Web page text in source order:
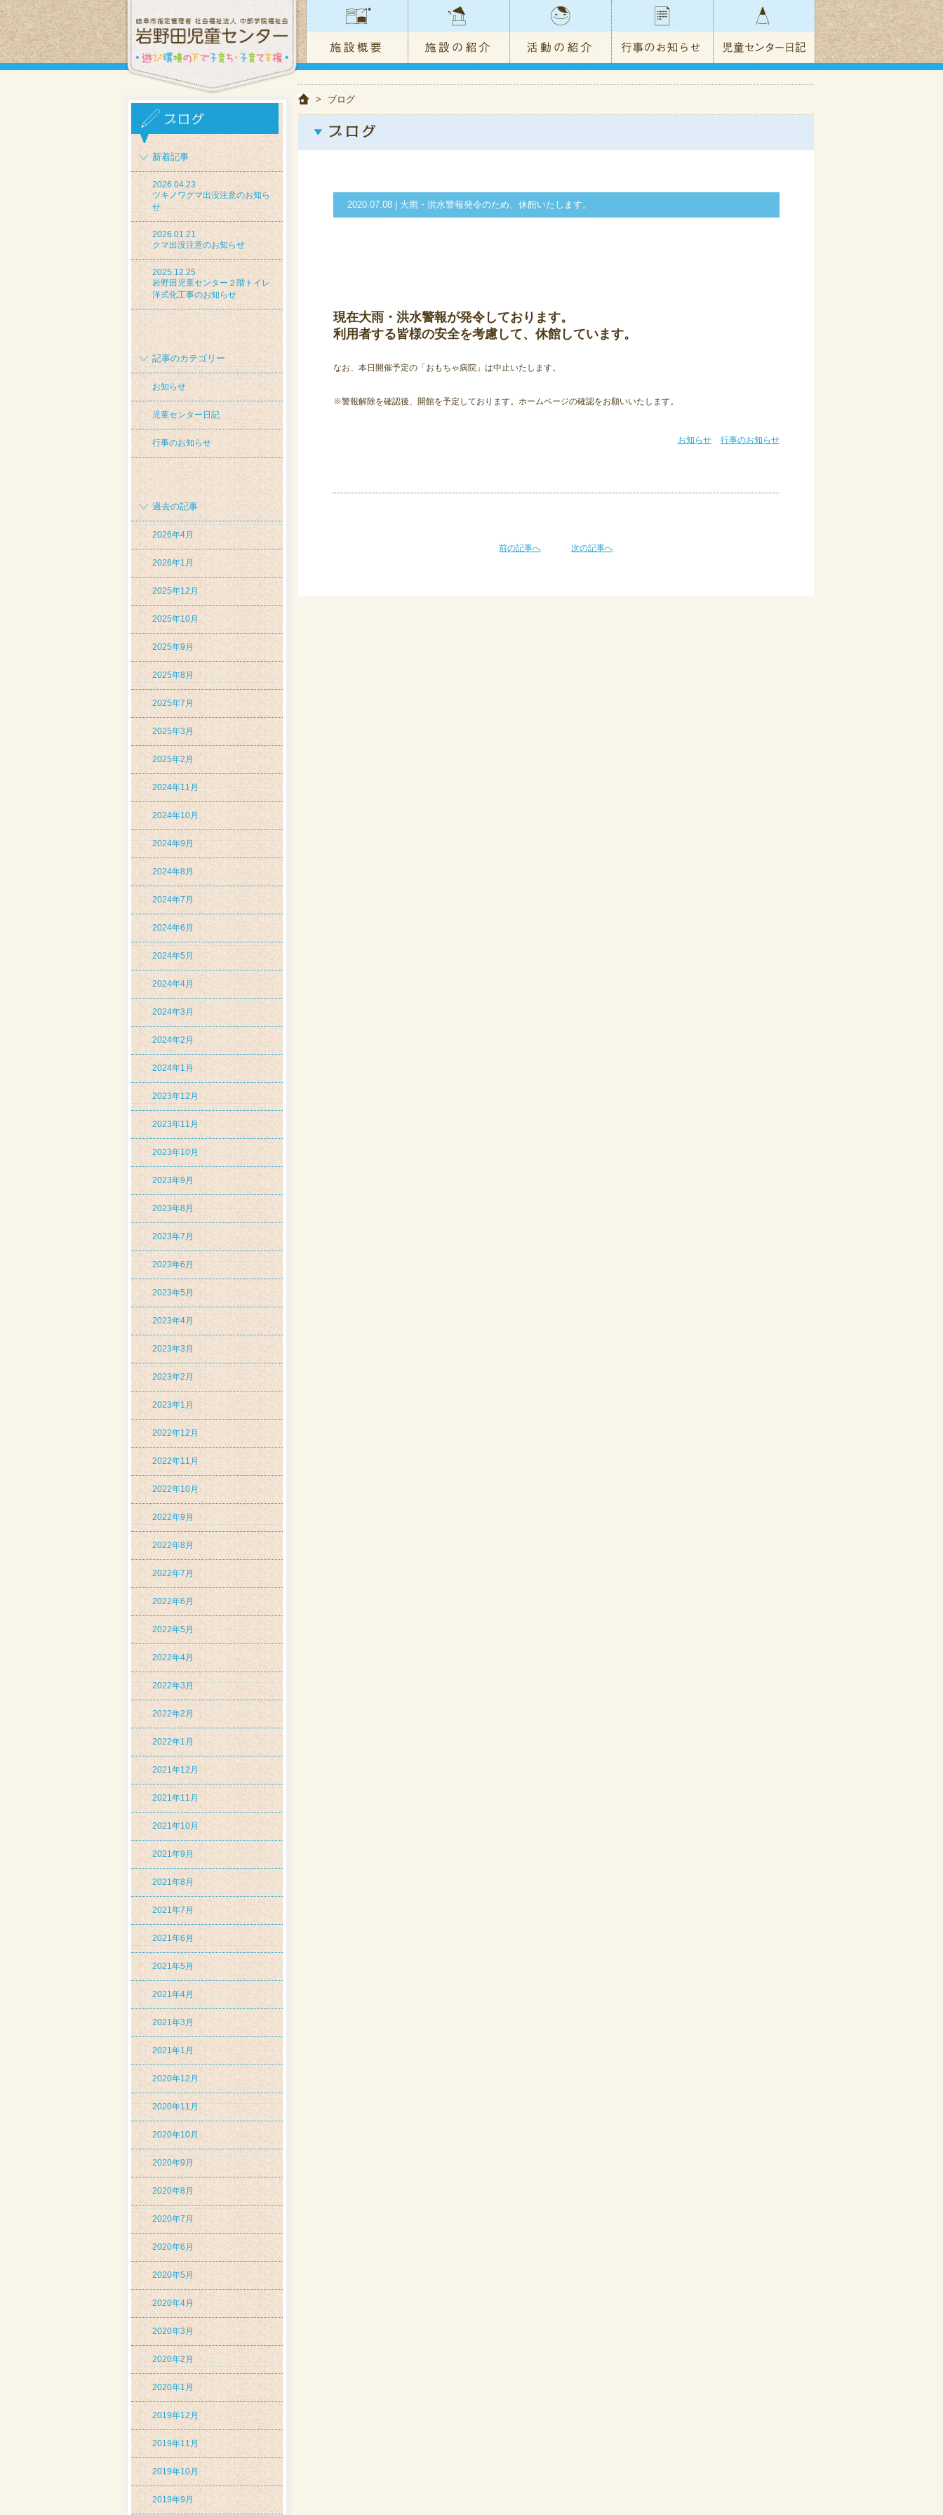
新着記事
2026.04.23
ツキノワグマ出没注意のお知ら
せ
2026.01.21
クマ出没注意のお知らせ
2025.12.25
岩野田児童センター２階トイレ
洋式化工事のお知らせ
記事のカテゴリー
お知らせ
児童センター日記
行事のお知らせ
過去の記事
2026年4月
2026年1月
2025年12月
2025年10月
2025年9月
2025年8月
2025年7月
2025年3月
2025年2月
2024年11月
2024年10月
2024年9月
2024年8月
2024年7月
2024年6月
2024年5月
2024年4月
2024年3月
2024年2月
2024年1月
2023年12月
2023年11月
2023年10月
2023年9月
2023年8月
2023年7月
2023年6月
2023年5月
2023年4月
2023年3月
2023年2月
2023年1月
2022年12月
2022年11月
2022年10月
2022年9月
2022年8月
2022年7月
2022年6月
2022年5月
2022年4月
2022年3月
2022年2月
2022年1月
2021年12月
2021年11月
2021年10月
2021年9月
2021年8月
2021年7月
2021年6月
2021年5月
2021年4月
2021年3月
2021年1月
2020年12月
2020年11月
2020年10月
2020年9月
2020年8月
2020年7月
2020年6月
2020年5月
2020年4月
2020年3月
2020年2月
2020年1月
2019年12月
2019年11月
2019年10月
2019年9月
> ブログ
2020.07.08 | 大雨・洪水警報発令のため、休館いたします。
現在大雨・洪水警報が発令しております。
利用者する皆様の安全を考慮して、休館しています。
なお、本日開催予定の「おもちゃ病院」は中止いたします。
※警報解除を確認後、開館を予定しております。ホームページの確認をお願いいたします。
お知らせ 行事のお知らせ
前の記事へ 次の記事へ